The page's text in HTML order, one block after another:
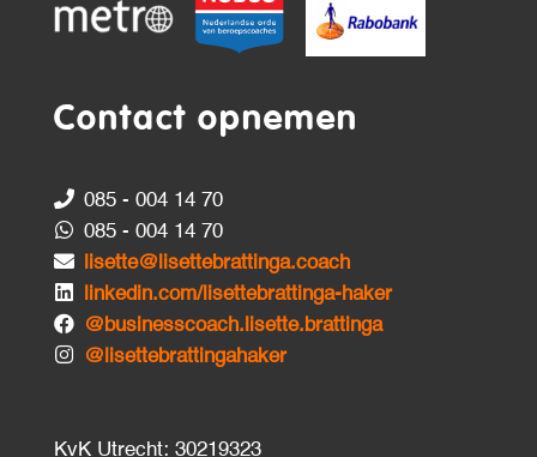
Contact opnemen
085 - 004 14 70
085 - 004 14 70
lisette@lisettebrattinga.coach
linkedin.com/lisettebrattinga-haker
@businesscoach.lisette.brattinga
@lisettebrattingahaker
KvK Utrecht: 30219323